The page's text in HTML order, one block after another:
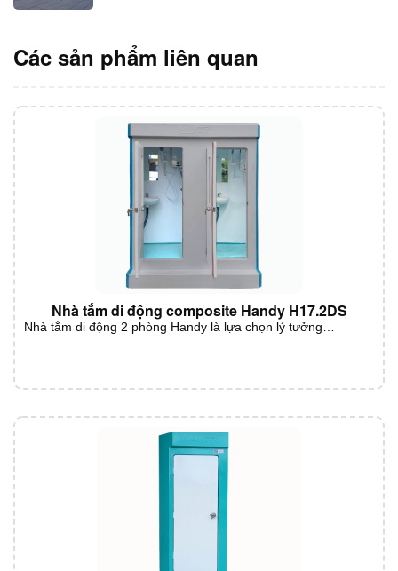
Các sản phẩm liên quan
Nhà tắm di động composite Handy H17.2DS
Nhà tắm di động 2 phòng Handy là lựa chọn lý tưởng…